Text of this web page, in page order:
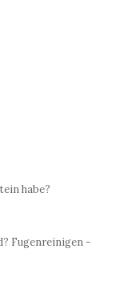
habe?
Fugenreinigen -